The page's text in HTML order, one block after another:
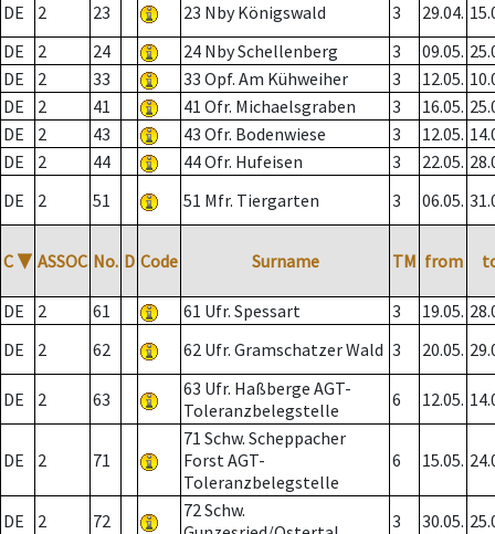
DE
2 23 23 Nby Königswald 3 29.04.
DE
2 24 24 Nby Schellenberg 3 09.05.
DE
2 33 33 Opf. Am Kühweiher 3 12.05.
DE
2 41 41 Ofr. Michaelsgraben 3 16.05.
DE
2 43 43 Ofr. Bodenwiese 3 12.05.
DE
2 44 44 Ofr. Hufeisen 3 22.05.
DE
2 51 51 Mfr. Tiergarten 3 06.05.
C ▼ ASSOC No. D Code Surname TM from
DE 2 61 61 Ufr. Spessart 3 19.05.
DE
2 62 62 Ufr. Gramschatzer Wald 3 20.05.
DE 2 63
63 Ufr. Haßberge AGT-
Toleranzbelegstelle
6 12.05.
DE 2 71
71 Schw. Scheppacher
Forst AGT-
Toleranzbelegstelle
6 15.05.
DE 2 72
72 Schw.
3 30.05.